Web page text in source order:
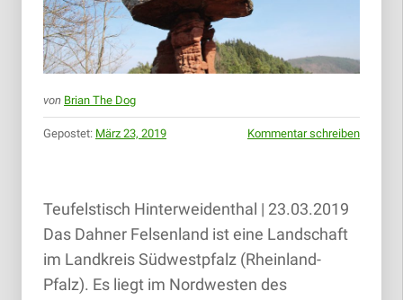
von Brian The Dog
Gepostet: März 23, 2019 Kommentar schreiben
Teufelstisch Hinterweidenthal | 23.03.2019
Das Dahner Felsenland ist eine Landschaft
im Landkreis Südwestpfalz (Rheinland-
Pfalz). Es liegt im Nordwesten des